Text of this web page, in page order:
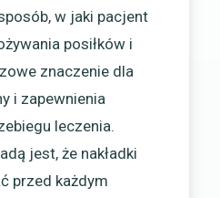
w jaki pacjent
posiłków i
znaczenie dla
i zapewnienia
leczenia.
jest, że nakładki
przed każdym